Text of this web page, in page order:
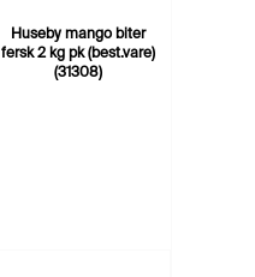
Huseby mango biter
fersk 2 kg pk (best.vare)
(31308)